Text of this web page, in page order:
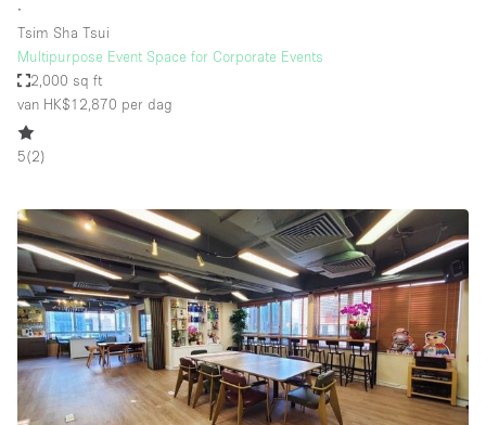
∙
Tsim Sha Tsui
Multipurpose Event Space for Corporate Events
2,000 sq ft
van HK$12,870 per dag
5(2)